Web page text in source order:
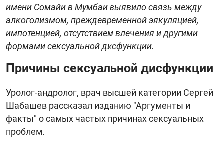
имени Сомайи в Мумбаи выявило связь между
алкоголизмом, преждевременной эякуляцией,
импотенцией, отсутствием влечения и другими
формами сексуальной дисфункции.
Причины сексуальной дисфункции
Уролог-андролог, врач высшей категории Сергей
Шабашев рассказал изданию "Аргументы и
факты" о самых частых причинах сексуальных
проблем.